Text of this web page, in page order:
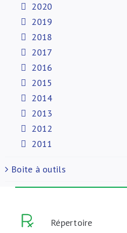
2020
2019
2018
2017
2016
2015
2014
2013
2012
2011
Boite à outils
Répertoire